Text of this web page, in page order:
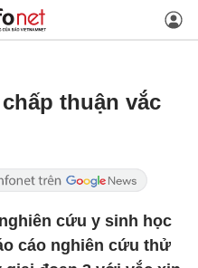
thuận vắc
cứu y sinh học
cáo nghiên cứu thử